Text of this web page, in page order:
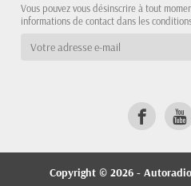
Vous pouvez vous désinscrire à tout
informations de contact dans les
Copyright © 2026 -